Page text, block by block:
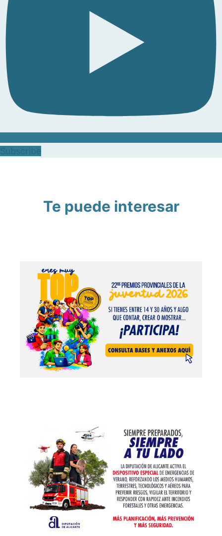
Te puede interesar